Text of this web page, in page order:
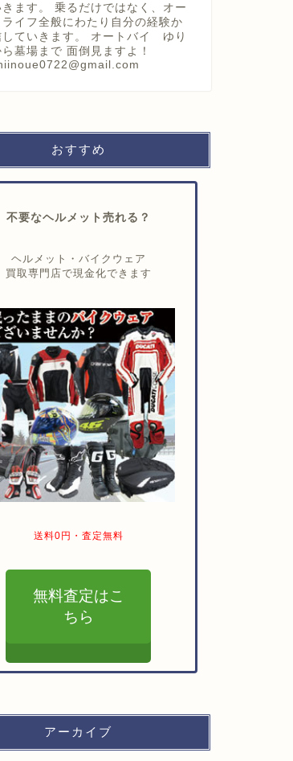
きます。 乗るだけではなく、オー
ライフ全般にわたり自分の経験か
していきます。 オートバイ ゆり
墓場まで 面倒見ますよ！
おすすめ
不要なヘルメット売れる？
ヘルメット・バイクウェア
買取専門店で現金化できます
送料0円・査定無料
無料査定はこ
ちら
アーカイブ